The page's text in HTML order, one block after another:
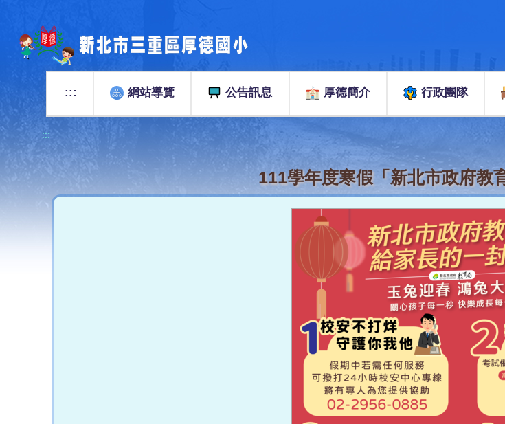
::: 網站導覽 公告訊息 厚德簡介 行政團隊
:::
111學年度寒假「新北市政府教